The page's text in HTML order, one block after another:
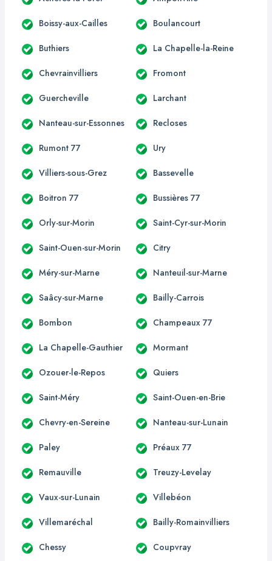
Boissy-aux-Cailles Boulancourt
Buthiers La Chapelle-la-Reine
Chevrainvilliers Fromont
Guercheville Larchant
Nanteau-sur-Essonnes Recloses
Rumont 77 Ury
Villiers-sous-Grez Bassevelle
Boitron 77 Bussières 77
Orly-sur-Morin Saint-Cyr-sur-Morin
Saint-Ouen-sur-Morin Citry
Méry-sur-Marne Nanteuil-sur-Marne
Saâcy-sur-Marne Bailly-Carrois
Bombon Champeaux 77
La Chapelle-Gauthier Mormant
Ozouer-le-Repos Quiers
Saint-Méry Saint-Ouen-en-Brie
Chevry-en-Sereine Nanteau-sur-Lunain
Paley Préaux 77
Remauville Treuzy-Levelay
Vaux-sur-Lunain Villebéon
Villemaréchal Bailly-Romainvilliers
Chessy Coupvray